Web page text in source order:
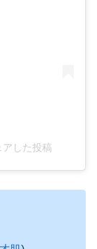
ェアした投稿